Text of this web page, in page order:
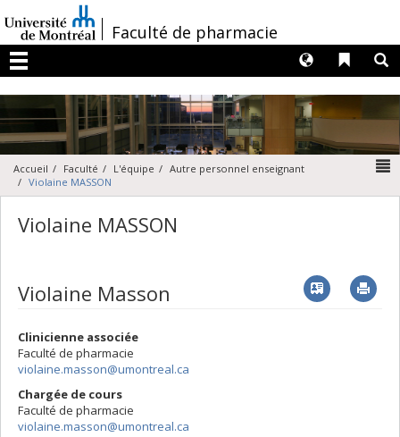
au
contenu
/Faculté de pharmacie
Menu
Liens
Langues
Accueil Faculté L'équipe
Autre personnel enseignant
Violaine MASSON
Violaine MASSON
Violaine Masson Vcard
Clinicienne associée
Faculté de pharmacie
violaine.masson@umontreal.ca
Chargée de cours
Faculté de pharmacie
violaine.masson@umontreal.ca